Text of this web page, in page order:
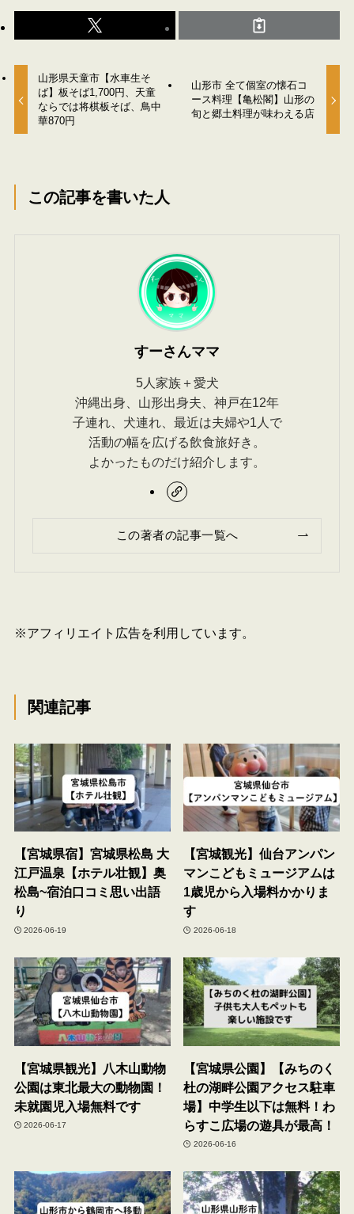
山形県天童市【水車生そ
ば】板そば1,700円、天童
ならでは将棋板そば、鳥中
華870円
山形市 全て個室の懐石コ
ース料理【亀松閣】山形の
旬と郷土料理が味わえる店
この記事を書いた人
すーさんママ
5人家族＋愛犬
沖縄出身、山形出身夫、神戸在12年
子連れ、犬連れ、最近は夫婦や1人で
活動の幅を広げる飲食旅好き。
よかったものだけ紹介します。
この著者の記事一覧へ
※アフィリエイト広告を利用しています。
関連記事
【宮城県宿】宮城県松島 大
江戸温泉【ホテル壮観】奥
松島~宿泊口コミ思い出語
り
2026-06-19
【宮城観光】仙台アンパン
マンこどもミュージアムは
1歳児から入場料かかりま
す
2026-06-18
【宮城県観光】八木山動物
公園は東北最大の動物園！
未就園児入場無料です
2026-06-17
【宮城県公園】【みちのく
杜の湖畔公園アクセス駐車
場】中学生以下は無料！わ
らすこ広場の遊具が最高！
2026-06-16